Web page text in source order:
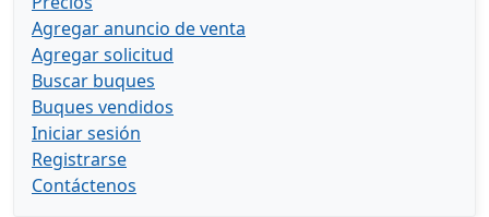
Agregar anuncio de venta
Agregar solicitud
Buscar buques
Buques vendidos
Iniciar sesión
Registrarse
Contáctenos